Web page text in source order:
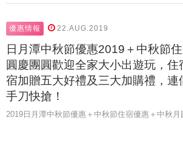
優惠情報 22.AUG.2019
日月潭中秋節優惠2019＋中秋節
圓慶團圓歡迎全家大小出遊玩，住
宿加贈五大好禮及三大加購禮，連
手刀快搶！
2019日月潭中秋節優惠＋中秋節住宿優惠＋中秋